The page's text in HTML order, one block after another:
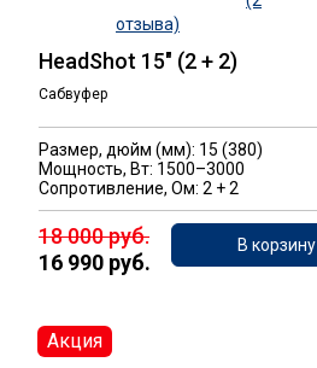
отзыва)
HeadShot 15" (2 + 2)
Сабвуфер
Размер, дюйм (мм): 15 (380)
Мощность, Вт: 1500–3000
Сопротивление, Ом: 2 + 2
18 000 руб.
16 990 руб.
В корзину
Акция